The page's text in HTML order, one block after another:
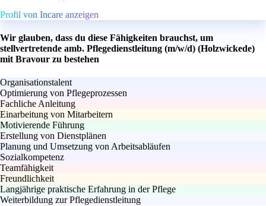
Profil von Incare anzeigen
Wir glauben, dass du diese Fähigkeiten brauchst, um
stellvertretende amb. Pflegedienstleitung (m/w/d) (Holzwickede)
mit Bravour zu bestehen
Organisationstalent
Optimierung von Pflegeprozessen
Fachliche Anleitung
Einarbeitung von Mitarbeitern
Motivierende Führung
Erstellung von Dienstplänen
Planung und Umsetzung von Arbeitsabläufen
Sozialkompetenz
Teamfähigkeit
Freundlichkeit
Langjährige praktische Erfahrung in der Pflege
Weiterbildung zur Pflegedienstleitung